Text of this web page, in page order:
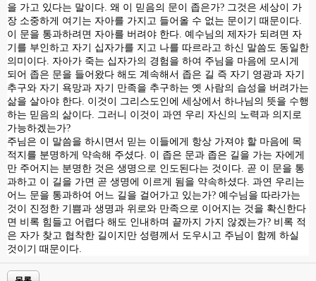
을 가고 있다는 말이다. 왜 이 믿음의 문이 좁은가? 그것은 세상이 가
장 소중하게 여기는 자아를 가지고 들어올 수 없는 문이기 때문이다.
이 문을 통과하려면 자아를 버려야 한다. 예수님의 제자가 되려면 자
기를 부인하고 자기 십자가를 지고 나를 따르라고 하신 말씀도 동일한
의미이다. 자아가 죽는 십자가의 경험을 하여 주님을 마음에 모시게
되어 좁은 문을 들어왔다 해도 계속해서 좁은 길 즉 자기 영광과 자기
추구와 자기 욕망과 자기 만족을 추구하는 옛 사람의 습성을 버려가는
삶을 살아야 한다. 이것이 그리스도인에 세상에서 하나님의 뜻을 수행
하는 믿음의 삶이다. 그러니 이것이 과연 우리 자신의 노력과 의지로
가능하겠는가?
주님은 이 말씀을 하시면서 믿는 이들에게 항상 가져야 할 마음에 목
적지를 분명하게 약속해 주셨다. 이 좁은 문과 좁은 길을 가는 자에게
만 주어지는 분명한 것은 생명으로 인도된다는 것이다. 곧 이 문을 통
과하고 이 길을 가면 곧 생명에 이르게 됨을 약속하셨다. 과연 우리는
어느 문을 통과하여 어느 길을 걸어가고 있는가? 예수님을 따라가는
것이 진정한 기쁨과 생명과 위로와 만족으로 이어지는 것을 확신한다
면 비록 힘들고 어렵다 해도 인내하며 끝까지 가지 않겠는가? 비록 적
은 자가 찾고 협착한 길이지만 성령께서 도우시고 주님이 함께 하실
것이기 때문이다.